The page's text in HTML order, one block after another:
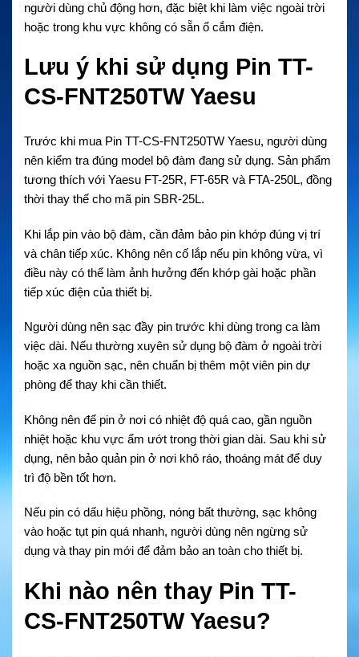
người dùng chủ động hơn, đặc biệt khi làm việc ngoài trời
hoặc trong khu vực không có sẵn ổ cắm điện.
Lưu ý khi sử dụng Pin TT-
CS-FNT250TW Yaesu
Trước khi mua Pin TT-CS-FNT250TW Yaesu, người dùng
nên kiểm tra đúng model bộ đàm đang sử dụng. Sản phẩm
tương thích với Yaesu FT-25R, FT-65R và FTA-250L, đồng
thời thay thế cho mã pin SBR-25L.
Khi lắp pin vào bộ đàm, cần đảm bảo pin khớp đúng vị trí
và chân tiếp xúc. Không nên cố lắp nếu pin không vừa, vì
điều này có thể làm ảnh hưởng đến khớp gài hoặc phần
tiếp xúc điện của thiết bị.
Người dùng nên sạc đầy pin trước khi dùng trong ca làm
việc dài. Nếu thường xuyên sử dụng bộ đàm ở ngoài trời
hoặc xa nguồn sạc, nên chuẩn bị thêm một viên pin dự
phòng để thay khi cần thiết.
Không nên để pin ở nơi có nhiệt độ quá cao, gần nguồn
nhiệt hoặc khu vực ẩm ướt trong thời gian dài. Sau khi sử
dụng, nên bảo quản pin ở nơi khô ráo, thoáng mát để duy
trì độ bền tốt hơn.
Nếu pin có dấu hiệu phồng, nóng bất thường, sạc không
vào hoặc tụt pin quá nhanh, người dùng nên ngừng sử
dụng và thay pin mới để đảm bảo an toàn cho thiết bị.
Khi nào nên thay Pin TT-
CS-FNT250TW Yaesu?